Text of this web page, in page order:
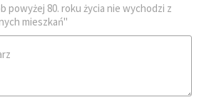
powyżej 80. roku życia nie wychodzi z
mieszkań"